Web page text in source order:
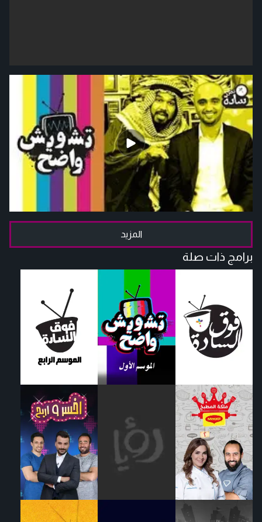
المزيد
برامج ذات صلة